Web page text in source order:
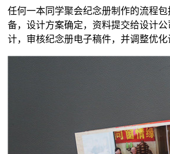
任何一本同学聚会纪念册制作的流程
备，设计方案确定，资料提交给设计
计，审核纪念册电子稿件，并调整优化